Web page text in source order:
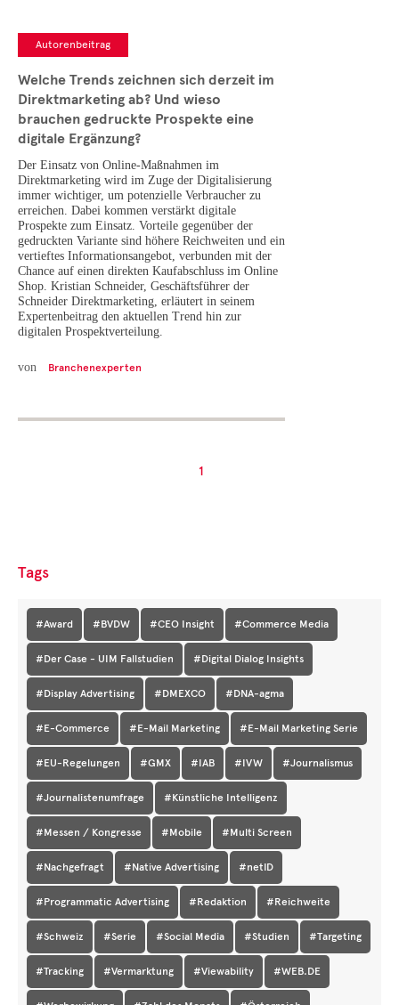
Autorenbeitrag
Welche Trends zeichnen sich derzeit im
Direktmarketing ab? Und wieso
brauchen gedruckte Prospekte eine
digitale Ergänzung?
Der Einsatz von Online-Maßnahmen im
Direktmarketing wird im Zuge der Digitalisierung
immer wichtiger, um potenzielle Verbraucher zu
erreichen. Dabei kommen verstärkt digitale
Prospekte zum Einsatz. Vorteile gegenüber der
gedruckten Variante sind höhere Reichweiten und ein
vertieftes Informationsangebot, verbunden mit der
Chance auf einen direkten Kaufabschluss im Online
Shop. Kristian Schneider, Geschäftsführer der
Schneider Direktmarketing, erläutert in seinem
Expertenbeitrag den aktuellen Trend hin zur
digitalen Prospektverteilung.
von Branchenexperten
1
Tags
#Award #BVDW #CEO Insight #Commerce Media
#Der Case - UIM Fallstudien #Digital Dialog Insights
#Display Advertising #DMEXCO #DNA-agma
#E-Commerce #E-Mail Marketing #E-Mail Marketing Serie
#EU-Regelungen #GMX #IAB #IVW #Journalismus
#Journalistenumfrage #Künstliche Intelligenz
#Messen / Kongresse #Mobile #Multi Screen
#Nachgefragt #Native Advertising #netID
#Programmatic Advertising #Redaktion #Reichweite
#Schweiz #Serie #Social Media #Studien #Targeting
#Tracking #Vermarktung #Viewability #WEB.DE